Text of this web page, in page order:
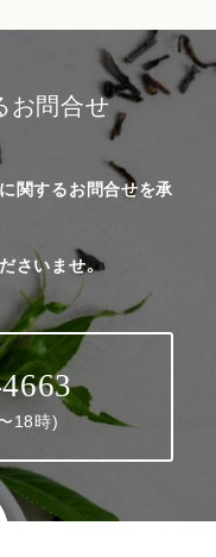
お問合せ
関するお問合せを承
さいませ。
18時)